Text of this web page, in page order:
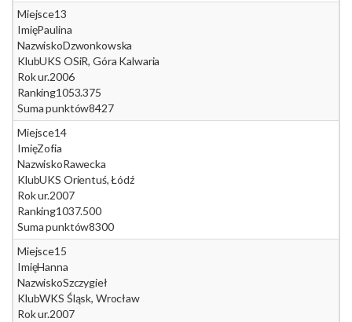
Miejsce13
ImięPaulina
NazwiskoDzwonkowska
KlubUKS OSiR, Góra Kalwaria
Rok ur.2006
Ranking1053.375
Suma punktów8427
Miejsce14
ImięZofia
NazwiskoRawecka
KlubUKS Orientuś, Łódź
Rok ur.2007
Ranking1037.500
Suma punktów8300
Miejsce15
ImięHanna
NazwiskoSzczygieł
KlubWKS Śląsk, Wrocław
Rok ur.2007